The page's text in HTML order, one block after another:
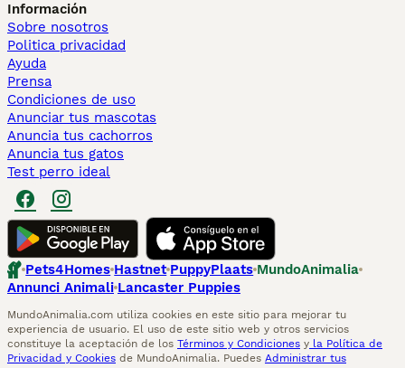
Información
Sobre nosotros
Politica privacidad
Ayuda
Prensa
Condiciones de uso
Anunciar tus mascotas
Anuncia tus cachorros
Anuncia tus gatos
Test perro ideal
Pets4Homes Hastnet PuppyPlaats MundoAnimalia
Annunci Animali Lancaster Puppies
MundoAnimalia.com utiliza cookies en este sitio para mejorar tu
experiencia de usuario. El uso de este sitio web y otros servicios
constituye la aceptación de los Términos y Condiciones y la Política de
Privacidad y Cookies de MundoAnimalia. Puedes Administrar tus